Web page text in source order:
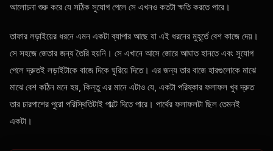
আলোচনা শুরু করে যে সঠিক সুযোগ পেলে সে এখনও কতটা ক্ষতি করতে পারে।
তাফার লড়াইয়ের ধরনে এমন একটা ব্যাপার আছে যা এই ধরনের মুহূর্তে বেশ কাজে দেয়।
সে সহজে জেতার জন্য তৈরি হয়নি। সে এখানে আসে জোরে আঘাত হানতে এবং সুযোগ
পেলে দ্রুতই লড়াইটাকে বাজে দিকে ঘুরিয়ে দিতে। এর জন্য তার বাজে হারগুলোকে মাঝে
মাঝে বেশ কঠিন মনে হয়, কিন্তু এর মানে এটাও যে, একটা পরিষ্কার ফলাফল খুব দ্রুত
তার চারপাশের পুরো পরিস্থিতিটাই পাল্টে দিতে পারে। পার্থের ফলাফলটা ছিল তেমনই
একটা।